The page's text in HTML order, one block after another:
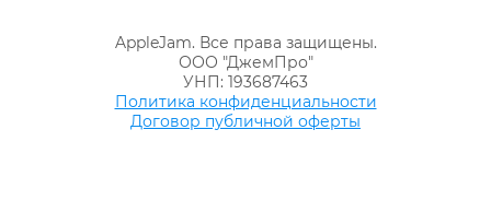
AppleJam. Все права защищены.
ООО "ДжемПро"
УНП: 193687463
Политика конфиденциальности
Договор публичной оферты